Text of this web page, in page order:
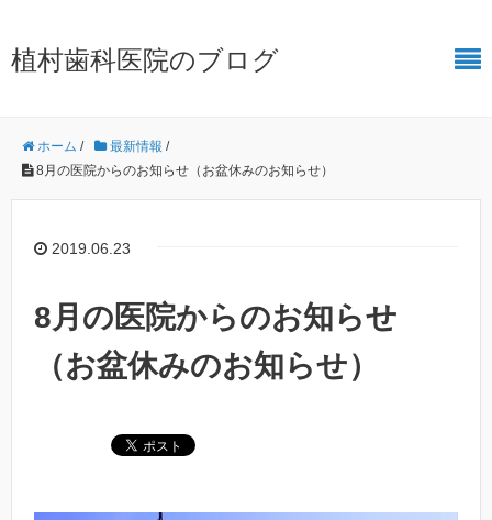
植村歯科医院のブログ
ホーム / 最新情報 /
8月の医院からのお知らせ（お盆休みのお知らせ）
2019.06.23
8月の医院からのお知らせ
（お盆休みのお知らせ）